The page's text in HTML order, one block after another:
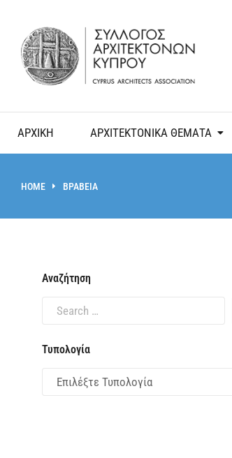
ΑΡΧΙΚΗ ΑΡΧΙΤΕΚΤΟΝΙΚΑ ΘΕΜΑΤΑ
You are here:
HOME ΒΡΑΒΕΙΑ
Αναζήτηση
Τυπολογία